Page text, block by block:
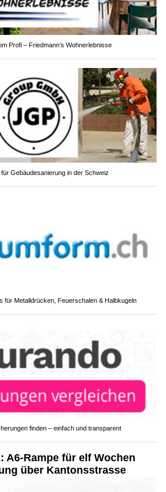
Profi – Friedmann’s Wohnerlebnisse
Gebäudesanierung in der Schweiz
für Metalldrücken, Feuerschalen & Halbkugeln
finden – einfach und transparent
A6-Rampe für elf Wochen
über Kantonsstrasse